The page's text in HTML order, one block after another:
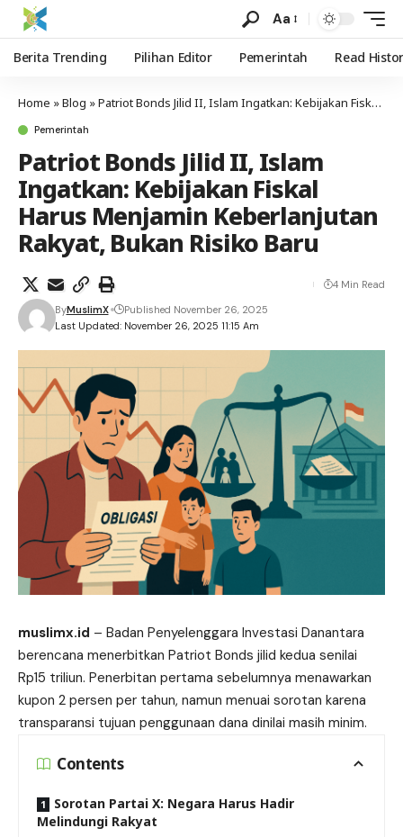
Aa
Berita Trending Pilihan Editor Pemerintah Read
Home »Blog »Patriot Bonds Jilid II, Islam Ingatkan: Kebijakan Fiskal Harus Menjamin Keberlanjutan Rakyat, Bukan Risiko Baru
Pemerintah
Patriot Bonds Jilid II, Islam
Ingatkan: Kebijakan Fiskal
Harus Menjamin Keberlanjutan
Rakyat, Bukan Risiko Baru
Last Updated: November 26, 2025 11:15 Am
ByMuslimX Published November 26, 2025
4 Min Read
muslimx.id – Badan Penyelenggara Investasi Danantara
berencana menerbitkan Patriot Bonds jilid kedua senilai
Rp15 triliun. Penerbitan pertama sebelumnya menawarkan
kupon 2 persen per tahun, namun menuai sorotan karena
transparansi tujuan penggunaan dana dinilai masih minim.
Contents
Sorotan Partai X: Negara Harus Hadir
Melindungi Rakyat